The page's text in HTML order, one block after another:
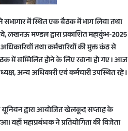
में स्थित एक बैठक में भाग लिया तथा
लखनऊ मण्डल द्वारा प्रकाशित महाकुंभ-2025
तथा कर्मचारियों की मुक्त कंठ से
में सम्मिलित होने के लिए रवाना हो गए I आज
अन्य अधिकारी एवं कर्मचारी उपस्थित रहे I
यूनियन द्वारा आयोजित खेलकूद सप्ताह के
महाप्रबंधक ने प्रतियोगिता की विजेता